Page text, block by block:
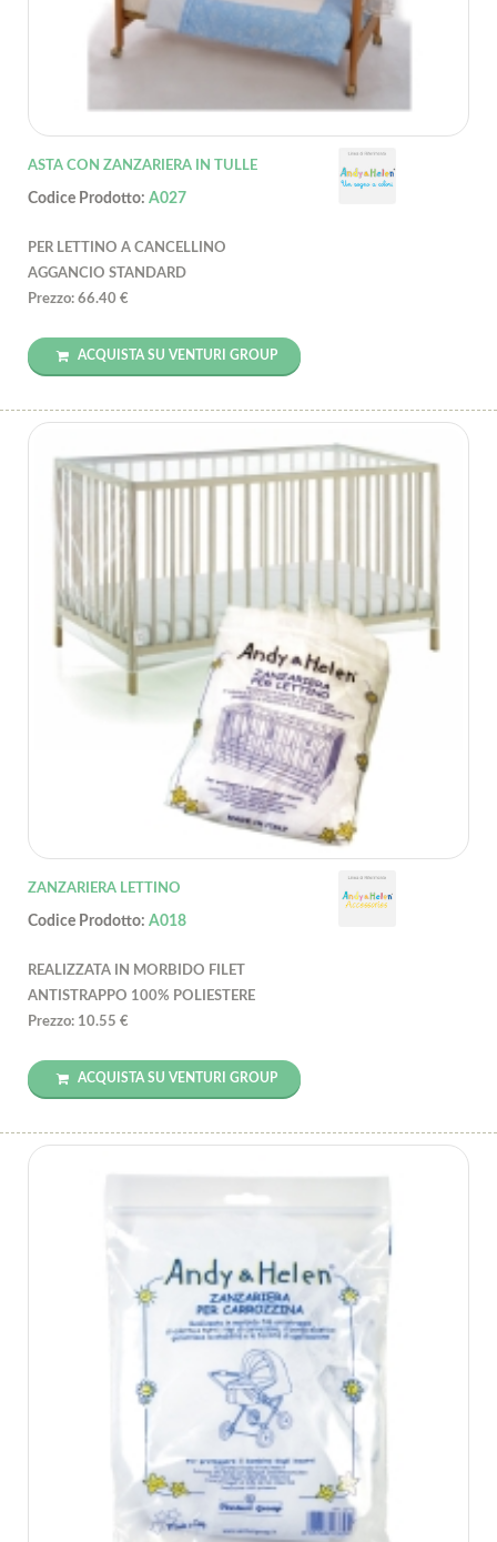
ASTA CON ZANZARIERA IN TULLE
Codice Prodotto: A027
PER LETTINO A CANCELLINO
AGGANCIO STANDARD
Prezzo: 66.40 €
ACQUISTA SU VENTURI GROUP
ZANZARIERA LETTINO
Codice Prodotto: A018
REALIZZATA IN MORBIDO FILET
ANTISTRAPPO 100% POLIESTERE
Prezzo: 10.55 €
ACQUISTA SU VENTURI GROUP